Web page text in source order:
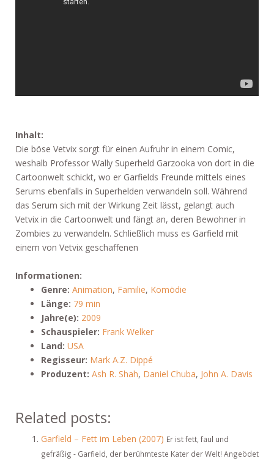
Inhalt:
Die böse Vetvix sorgt für einen Aufruhr in einem Comic,
weshalb Professor Wally Superheld Garzooka von dort in die
Cartoonwelt schickt, wo er Garfields Freunde mittels eines
Serums ebenfalls in Superhelden verwandeln soll. Während
das Serum sich mit der Wirkung Zeit lässt, gelangt auch
Vetvix in die Cartoonwelt und fängt an, deren Bewohner in
Zombies zu verwandeln. Schließlich muss es Garfield mit
einem von Vetvix geschaffenen
Informationen:
Genre: Animation, Familie, Komödie
Länge: 79 min
Jahre(e): 2009
Schauspieler: Frank Welker
Land: USA
Regisseur: Mark A.Z. Dippé
Produzent: Ash R. Shah, Daniel Chuba, John A. Davis
Related posts:
Garfield – Fett im Leben (2007) Er ist fett, faul und
gefräßig - Garfield, der berühmteste Kater der Welt! Angeödet